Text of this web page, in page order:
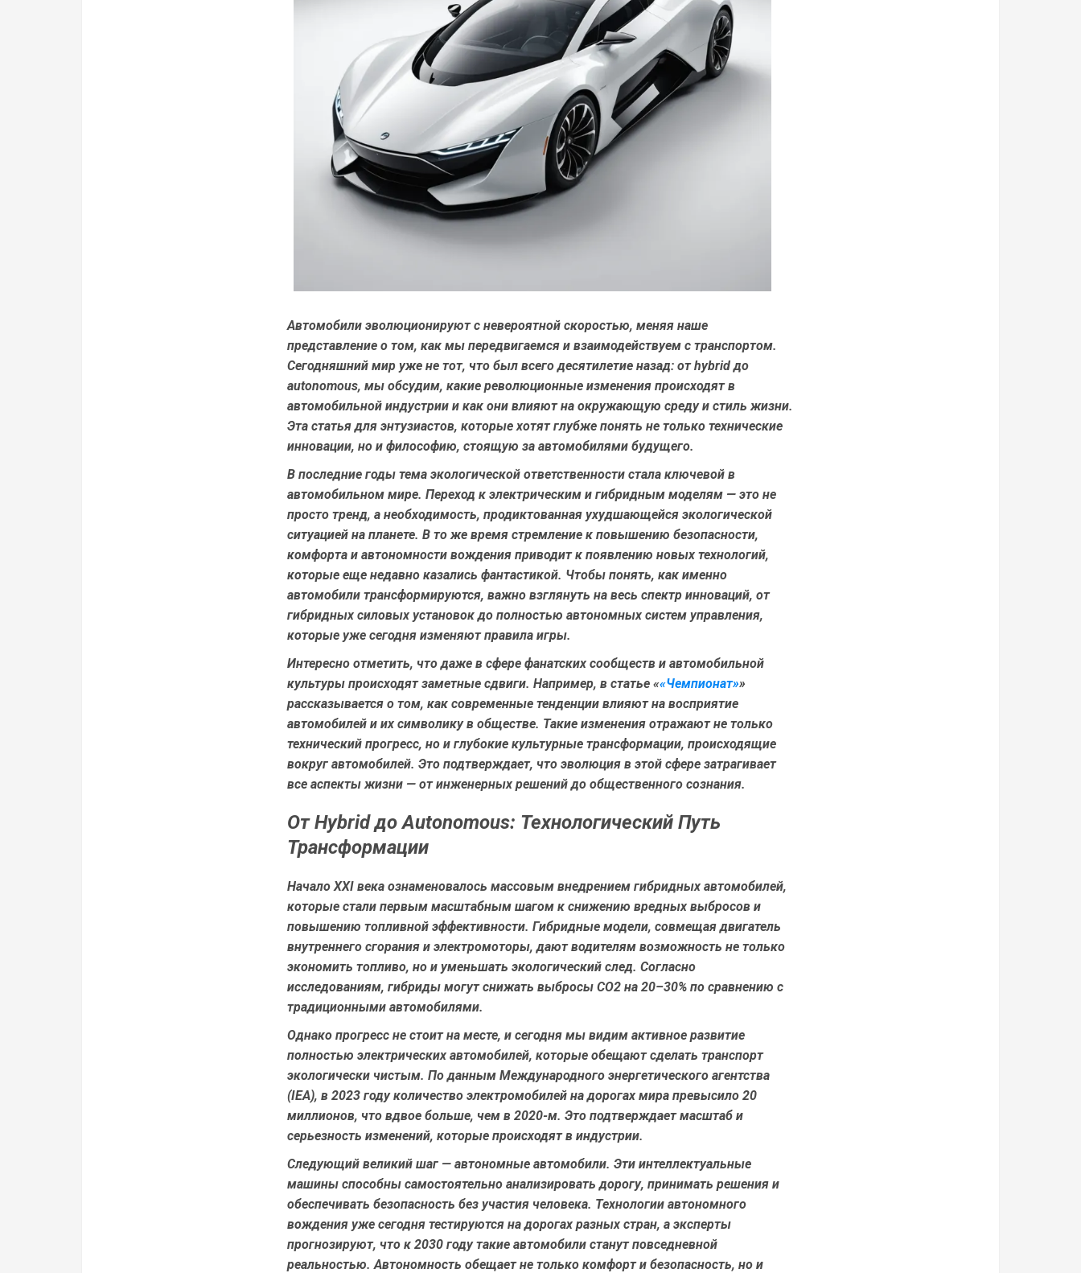
Автомобили эволюционируют с невероятной скоростью, меняя наше
представление о том, как мы передвигаемся и взаимодействуем с транспортом.
Сегодняшний мир уже не тот, что был всего десятилетие назад: от hybrid до
autonomous, мы обсудим, какие революционные изменения происходят в
автомобильной индустрии и как они влияют на окружающую среду и стиль жизни.
Эта статья для энтузиастов, которые хотят глубже понять не только технические
инновации, но и философию, стоящую за автомобилями будущего.
В последние годы тема экологической ответственности стала ключевой в
автомобильном мире. Переход к электрическим и гибридным моделям — это не
просто тренд, а необходимость, продиктованная ухудшающейся экологической
ситуацией на планете. В то же время стремление к повышению безопасности,
комфорта и автономности вождения приводит к появлению новых технологий,
которые еще недавно казались фантастикой. Чтобы понять, как именно
автомобили трансформируются, важно взглянуть на весь спектр инноваций, от
гибридных силовых установок до полностью автономных систем управления,
которые уже сегодня изменяют правила игры.
Интересно отметить, что даже в сфере фанатских сообществ и автомобильной
культуры происходят заметные сдвиги. Например, в статье ««Чемпионат»»
рассказывается о том, как современные тенденции влияют на восприятие
автомобилей и их символику в обществе. Такие изменения отражают не только
технический прогресс, но и глубокие культурные трансформации, происходящие
вокруг автомобилей. Это подтверждает, что эволюция в этой сфере затрагивает
все аспекты жизни — от инженерных решений до общественного сознания.
От Hybrid до Autonomous: Технологический Путь
Трансформации
Начало XXI века ознаменовалось массовым внедрением гибридных автомобилей,
которые стали первым масштабным шагом к снижению вредных выбросов и
повышению топливной эффективности. Гибридные модели, совмещая двигатель
внутреннего сгорания и электромоторы, дают водителям возможность не только
экономить топливо, но и уменьшать экологический след. Согласно
исследованиям, гибриды могут снижать выбросы CO2 на 20–30% по сравнению с
традиционными автомобилями.
Однако прогресс не стоит на месте, и сегодня мы видим активное развитие
полностью электрических автомобилей, которые обещают сделать транспорт
экологически чистым. По данным Международного энергетического агентства
(IEA), в 2023 году количество электромобилей на дорогах мира превысило 20
миллионов, что вдвое больше, чем в 2020-м. Это подтверждает масштаб и
серьезность изменений, которые происходят в индустрии.
Следующий великий шаг — автономные автомобили. Эти интеллектуальные
машины способны самостоятельно анализировать дорогу, принимать решения и
обеспечивать безопасность без участия человека. Технологии автономного
вождения уже сегодня тестируются на дорогах разных стран, а эксперты
прогнозируют, что к 2030 году такие автомобили станут повседневной
реальностью. Автономность обещает не только комфорт и безопасность, но и